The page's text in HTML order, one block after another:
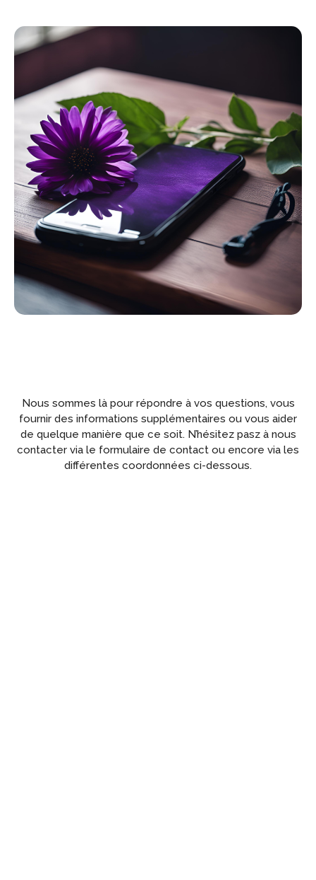
Nous sommes là pour répondre à vos questions, vous
fournir des informations supplémentaires ou vous aider
de quelque manière que ce soit. N’hésitez pasz à nous
contacter via le formulaire de contact ou encore via les
différentes coordonnées ci-dessous.